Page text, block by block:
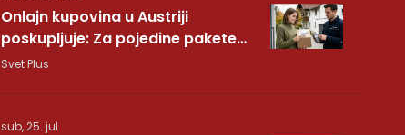
Onlajn kupovina u Austriji
poskupljuje: Za pojedine pakete
dodatnih 7,40 evra
Svet Plus
sub, 25. jul